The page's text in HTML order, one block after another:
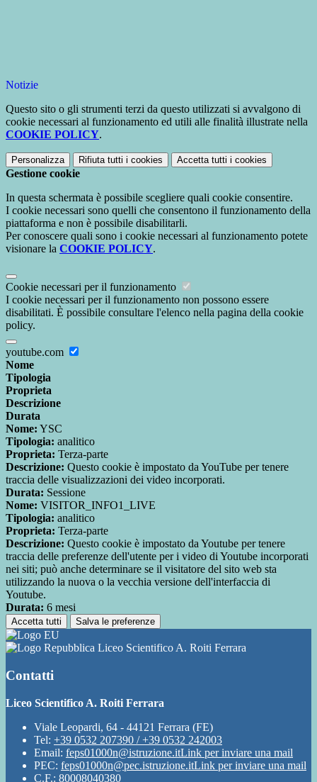
Notizie
Questo sito o gli strumenti terzi da questo utilizzati si avvalgono di
cookie necessari al funzionamento ed utili alle finalità illustrate nella
COOKIE POLICY.
Personalizza Rifiuta tutti i cookies Accetta tutti i cookies
Gestione cookie
In questa schermata è possibile scegliere quali cookie consentire.
I cookie necessari sono quelli che consentono il funzionamento della
piattaforma e non è possibile disabilitarli.
Per conoscere quali sono i cookie necessari al funzionamento potete
visionare la COOKIE POLICY.
Cookie necessari per il funzionamento
I cookie necessari per il funzionamento non possono essere
disabilitati. È possibile consultare l'elenco nella pagina della cookie
policy.
youtube.com
Nome
Tipologia
Proprieta
Descrizione
Durata
Nome: YSC
Tipologia: analitico
Proprieta: Terza-parte
Descrizione: Questo cookie è impostato da YouTube per tenere
traccia delle visualizzazioni dei video incorporati.
Durata: Sessione
Nome: VISITOR_INFO1_LIVE
Tipologia: analitico
Proprieta: Terza-parte
Descrizione: Questo cookie è impostato da Youtube per tenere
traccia delle preferenze dell'utente per i video di Youtube incorporati
nei siti; può anche determinare se il visitatore del sito web sta
utilizzando la nuova o la vecchia versione dell'interfaccia di
Youtube.
Durata: 6 mesi
Accetta tutti Salva le preferenze
Liceo Scientifico A. Roiti Ferrara
Contatti
Liceo Scientifico A. Roiti Ferrara
Viale Leopardi, 64 - 44121 Ferrara (FE)
Tel: +39 0532 207390 / +39 0532 242003
Email: feps01000n@istruzione.itLink per inviare una mail
PEC: feps01000n@pec.istruzione.itLink per inviare una mail
C.F.: 80008040380